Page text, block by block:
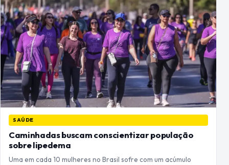
SAÚDE
Caminhadas buscam conscientizar população
sobre lipedema
Uma em cada 10 mulheres no Brasil sofre com um acúmulo